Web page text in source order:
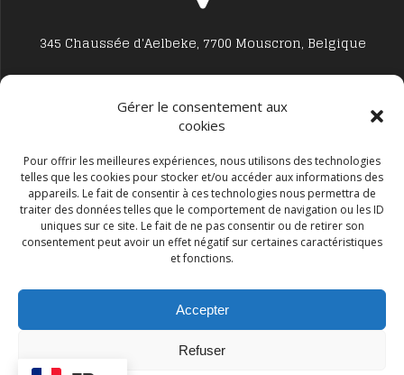
Gérer le consentement aux
cookies
Pour offrir les meilleures expériences, nous utilisons des technologies
telles que les cookies pour stocker et/ou accéder aux informations des
appareils. Le fait de consentir à ces technologies nous permettra de
traiter des données telles que le comportement de navigation ou les ID
uniques sur ce site. Le fait de ne pas consentir ou de retirer son
consentement peut avoir un effet négatif sur certaines caractéristiques
et fonctions.
Accepter
Refuser
345 Chaussée d'Aelbeke, 7700 Mouscron, Belgique
Studio7700@live.be